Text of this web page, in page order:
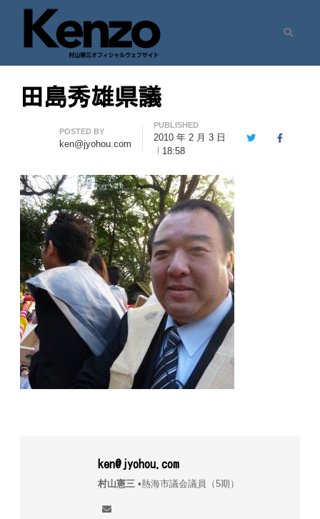
七転八起 – 村山憲三 Official Site
村山憲三ウェブサイト
田島秀雄県議
Author
POSTED BY
ken@jyohou.com
PUBLISHED
2010 年 2 月 3 日
18:58
TwitterFacebook
ken@jyohou.com
村山憲三▪︎熱海市議会議員（5期）